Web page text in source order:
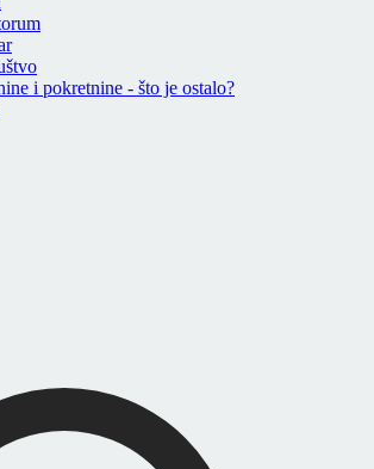
i pokretnine - što je ostalo?